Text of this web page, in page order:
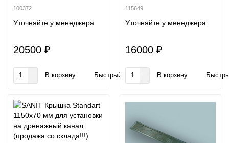
100372
Уточняйте у менеджера
20500 ₽
В корзину Быстрый заказ
115649
Уточняйте у менеджера
16000 ₽
В корзину